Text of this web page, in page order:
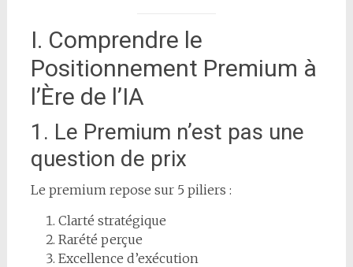
I. Comprendre le
Positionnement Premium à
l’Ère de l’IA
1. Le Premium n’est pas une
question de prix
Le premium repose sur 5 piliers :
Clarté stratégique
Rarété perçue
Excellence d’exécution